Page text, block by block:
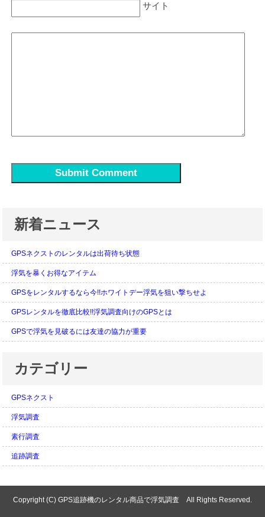
サイト
新着ニュース
GPSネクストのレンタルは出荷待ち状態
浮気を暴くお得なアイテム
GPSをレンタルするなら今!!ホワイトデー浮気を狙い撃ちせよ
GPSレンタルを徹底比較!!浮気調査向けのGPSとは
GPSで浮気を見破るには友達の協力が重要
カテゴリー
GPSネクスト
浮気調査
素行調査
追跡調査
Copyright (C) GPS追跡機のレンタル商品で浮気調査 All Rights Reserved.